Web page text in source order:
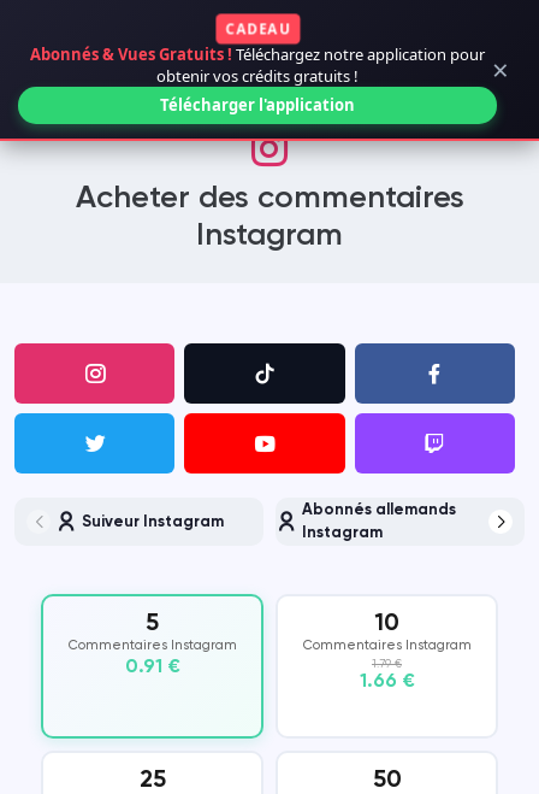
CADEAU
Abonnés & Vues Gratuits ! Téléchargez notre application pour
obtenir vos crédits gratuits !
Télécharger l'application
×
Acheter des commentaires
Instagram
Suiveur Instagram
Abonnés allemands
Instagram
5
Commentaires Instagram
0.91 €
10
Commentaires Instagram
1.79 €
1.66 €
25 50